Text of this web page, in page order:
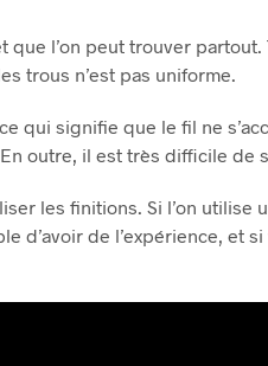
l’on peut trouver
trous n’est pas uniforme.
signifie que le fil ne
outre, il est très difficile
les finitions. Si l’on
de l’expérience, et